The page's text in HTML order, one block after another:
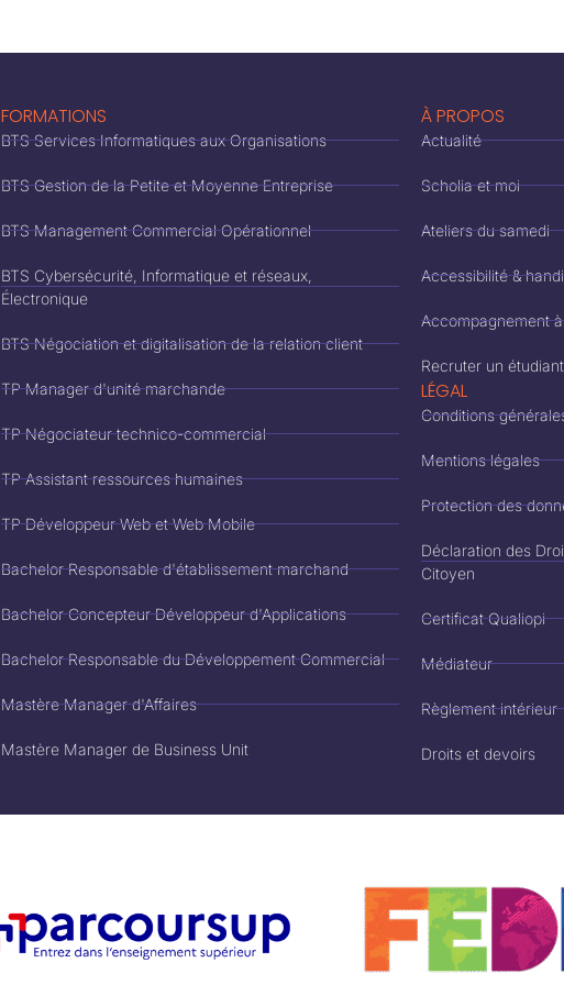
FORMATIONS
BTS Services Informatiques aux Organisations
BTS Gestion de la Petite et Moyenne Entreprise
BTS Management Commercial Opérationnel
BTS Cybersécurité, Informatique et réseaux,
Électronique
BTS Négociation et digitalisation de la relation client
TP Manager d'unité marchande
TP Négociateur technico-commercial
TP Assistant ressources humaines
TP Développeur Web et Web Mobile
Bachelor Responsable d'établissement marchand
Bachelor Concepteur Développeur d'Applications
Bachelor Responsable du Développement Commercial
Mastère Manager d'Affaires
Mastère Manager de Business Unit
À PROPOS
Actualité
Scholia et moi
Ateliers du samedi
Accessibilité &
Accompagnement
Recruter un
LÉGAL
Conditions
Mentions légales
Protection des
Déclaration des
Citoyen
Certificat Qualiopi
Médiateur
Règlement intérieur
Droits et devoirs